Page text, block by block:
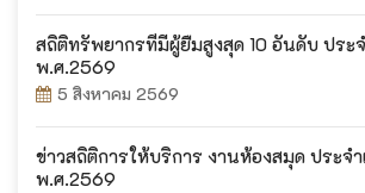
สถิติทรัพยากรที่มีผู้ยืมสูงสุด 10 อันดับ ประ
พ.ศ.2569
5 สิงหาคม 2569
ข่าวสถิติการให้บริการ งานห้องสมุด ประจ
พ.ศ.2569